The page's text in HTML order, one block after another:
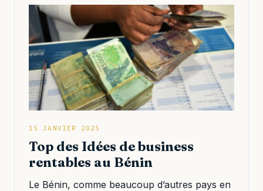
15 JANVIER 2025
Top des Idées de business
rentables au Bénin
Le Bénin, comme beaucoup d’autres pays en